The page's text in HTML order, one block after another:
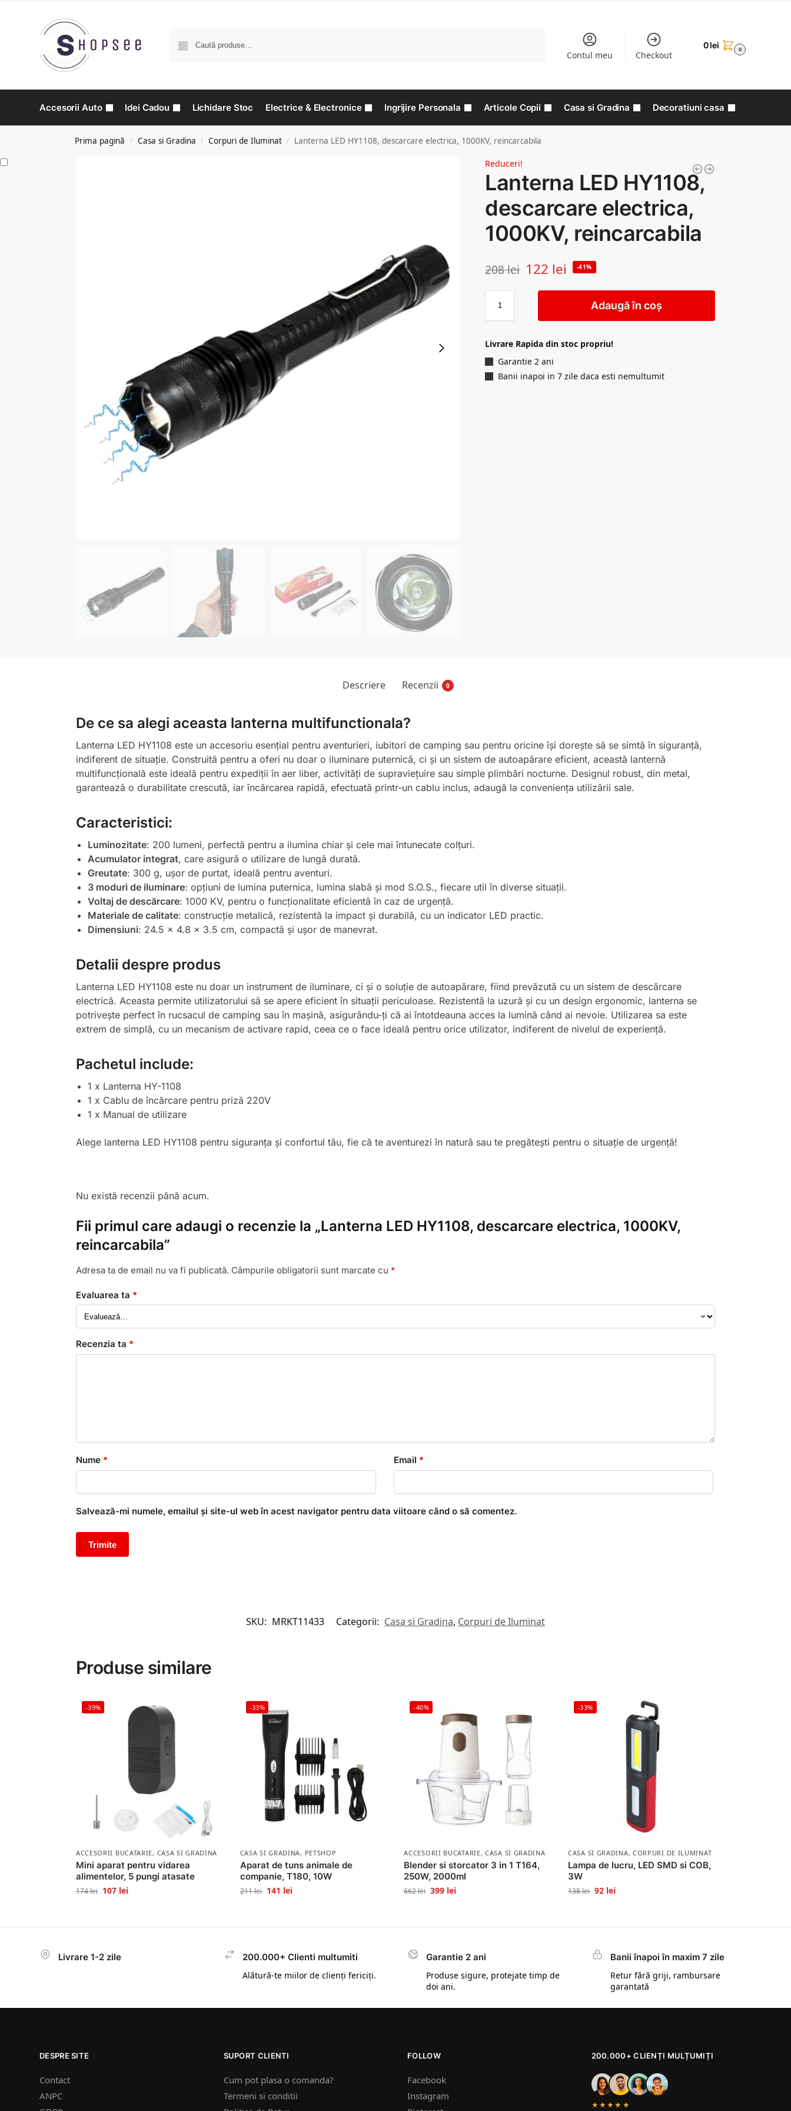
Contul meu Checkout
0lei 0
Accesorii Auto Idei Cadou Lichidare Stoc Electrice & Electronice Ingrijire Personala Articole Copii Casa si Gradina Decoratiuni casa
Prima pagină / Casa si Gradina / Corpuri de Iluminat / Lanterna LED HY1108, descarcare electrica, 1000KV, reincarcabila
Reduceri!
Lanterna LED HY1108,
descarcare electrica,
1000KV, reincarcabila
208lei 122 lei -41%
Adaugă în coș
Livrare Rapida din stoc propriu!
Garantie 2 ani
Banii inapoi in 7 zile daca esti nemultumit
Descriere Recenzii 0
De ce sa alegi aceasta lanterna multifunctionala?
Lanterna LED HY1108 este un accesoriu esențial pentru aventurieri, iubitori de camping sau pentru oricine își dorește să se simtă în siguranță,
indiferent de situație. Construită pentru a oferi nu doar o iluminare puternică, ci și un sistem de autoapărare eficient, această lanternă
multifuncțională este ideală pentru expediții în aer liber, activități de supraviețuire sau simple plimbări nocturne. Designul robust, din metal,
garantează o durabilitate crescută, iar încărcarea rapidă, efectuată printr-un cablu inclus, adaugă la conveniența utilizării sale.
Caracteristici:
Luminozitate: 200 lumeni, perfectă pentru a ilumina chiar și cele mai întunecate colțuri.
Acumulator integrat, care asigură o utilizare de lungă durată.
Greutate: 300 g, ușor de purtat, ideală pentru aventuri.
3 moduri de iluminare: opțiuni de lumina puternica, lumina slabă și mod S.O.S., fiecare util în diverse situații.
Voltaj de descărcare: 1000 KV, pentru o funcționalitate eficientă în caz de urgență.
Materiale de calitate: construcție metalică, rezistentă la impact și durabilă, cu un indicator LED practic.
Dimensiuni: 24.5 x 4.8 x 3.5 cm, compactă și ușor de manevrat.
Detalii despre produs
Lanterna LED HY1108 este nu doar un instrument de iluminare, ci și o soluție de autoapărare, fiind prevăzută cu un sistem de descărcare
electrică. Aceasta permite utilizatorului să se apere eficient în situații periculoase. Rezistentă la uzură și cu un design ergonomic, lanterna se
potrivește perfect în rucsacul de camping sau în mașină, asigurându-ți că ai întotdeauna acces la lumină când ai nevoie. Utilizarea sa este
extrem de simplă, cu un mecanism de activare rapid, ceea ce o face ideală pentru orice utilizator, indiferent de nivelul de experiență.
Pachetul include:
1 x Lanterna HY-1108
1 x Cablu de încărcare pentru priză 220V
1 x Manual de utilizare
Alege lanterna LED HY1108 pentru siguranța și confortul tău, fie că te aventurezi în natură sau te pregătești pentru o situație de urgență!
Nu există recenzii până acum.
Fii primul care adaugi o recenzie la „Lanterna LED HY1108, descarcare electrica, 1000KV,
reincarcabila”
Adresa ta de email nu va fi publicată. Câmpurile obligatorii sunt marcate cu *
Evaluarea ta *
Recenzia ta *
Nume * Email *
Salvează-mi numele, emailul și site-ul web în acest navigator pentru data viitoare când o să comentez.
SKU: MRKT11433 Categorii: Casa si Gradina, Corpuri de Iluminat
Produse similare
-39%
ACCESORII BUCATARIE, CASA SI GRADINA
Mini aparat pentru vidarea
alimentelor, 5 pungi atasate
174lei 107 lei
-33%
CASA SI GRADINA, PETSHOP
Aparat de tuns animale de
companie, T180, 10W
211lei 141 lei
-40%
ACCESORII BUCATARIE,CASA SI GRADINA
Blender si storcator 3 in 1 T164,
250W, 2000ml
662lei 399 lei
-33%
CASA SI GRADINA, CORPURI DE ILUMINAT
Lampa de lucru, LED SMD si COB,
3W
138lei 92 lei
Livrare 1-2 zile
200.000+ Clienti multumiti
Alătură-te miilor de clienți fericiți.
Garantie 2 ani
Produse sigure, protejate timp de
doi ani.
Banii înapoi în maxim 7 zile
Retur fără griji, rambursare
garantată
DESPRE SITE
Contact
ANPC
SUPORT CLIENTI
Cum pot plasa o comanda?
Termeni si conditii
FOLLOW
Facebook
Instagram
200.000+ CLIENȚI MULȚUMIȚI
★★★★★